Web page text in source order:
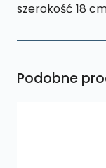
szerokość 18
Podobne